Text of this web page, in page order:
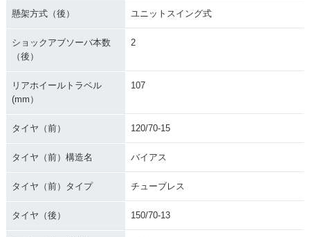
懸架方式（後） ユニットスイング式
ショックアブソーバ本数
（後）
2
リアホイールトラベル
(mm）
107
タイヤ（前） 120/70-15
タイヤ（前）構造名 バイアス
タイヤ（前）タイプ チューブレス
タイヤ（後） 150/70-13